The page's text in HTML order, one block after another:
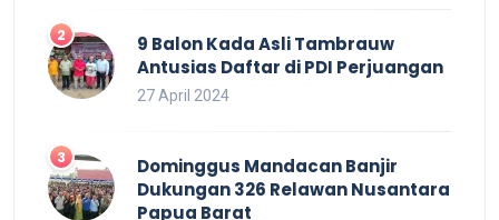
9 Balon Kada Asli Tambrauw
Antusias Daftar di PDI Perjuangan
27 April 2024
Dominggus Mandacan Banjir
Dukungan 326 Relawan Nusantara
Papua Barat